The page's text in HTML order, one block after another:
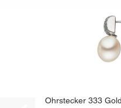
Ohrstecker 333